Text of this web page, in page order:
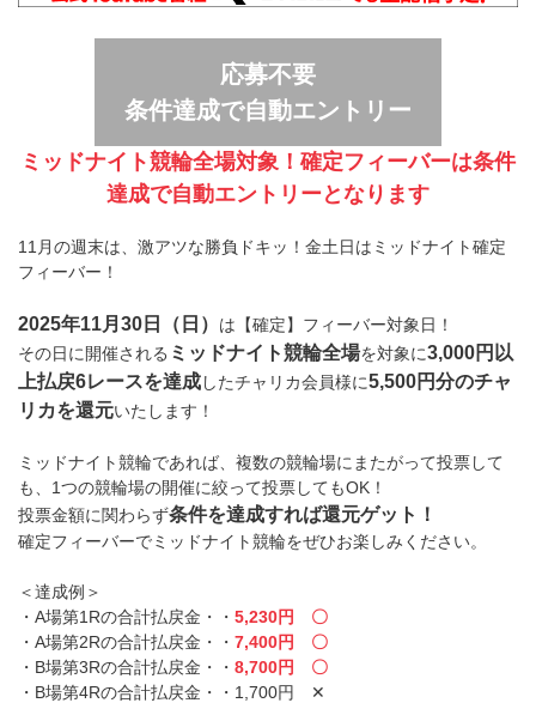
応募不要
条件達成で自動エントリー
ミッドナイト競輪全場対象！確定フィーバーは条件
達成で自動エントリーとなります
11月の週末は、激アツな勝負ドキッ！金土日はミッドナイト確定
フィーバー！
2025年11月30日（日） は【確定】フィーバー対象日！
その日に開催される ミッドナイト競輪全場を対象に3,000円以
上払戻6レースを達成したチャリカ会員様に5,500円分のチャ
リカを還元いたします！
ミッドナイト競輪であれば、複数の競輪場にまたがって投票して
も、1つの競輪場の開催に絞って投票してもOK！
投票金額に関わらず条件を達成すれば還元ゲット！
確定フィーバーでミッドナイト競輪をぜひお楽しみください。
＜達成例＞
・A場第1Rの合計払戻金・・ 5,230円 〇
・A場第2Rの合計払戻金・・ 7,400円 〇
・B場第3Rの合計払戻金・・ 8,700円 〇
・B場第4Rの合計払戻金・・1,700円 ✕